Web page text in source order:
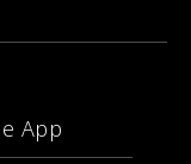
App